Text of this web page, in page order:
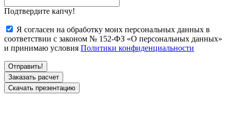
Подтвердите капчу!
Я согласен на обработку моих персональных данных в
соответствии с законом № 152-ФЗ «О персональных данных»
и принимаю условия Политики конфиденциальности
Заказать расчет
Скачать презентацию